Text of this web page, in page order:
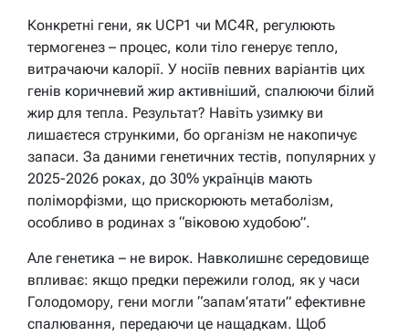
Конкретні гени, як UCP1 чи MC4R, регулюють
термогенез – процес, коли тіло генерує тепло,
витрачаючи калорії. У носіїв певних варіантів цих
генів коричневий жир активніший, спалюючи білий
жир для тепла. Результат? Навіть узимку ви
лишаєтеся стрункими, бо організм не накопичує
запаси. За даними генетичних тестів, популярних у
2025-2026 роках, до 30% українців мають
поліморфізми, що прискорюють метаболізм,
особливо в родинах з “віковою худобою”.
Але генетика – не вирок. Навколишнє середовище
впливає: якщо предки пережили голод, як у часи
Голодомору, гени могли “запам’ятати” ефективне
спалювання, передаючи це нащадкам. Щоб